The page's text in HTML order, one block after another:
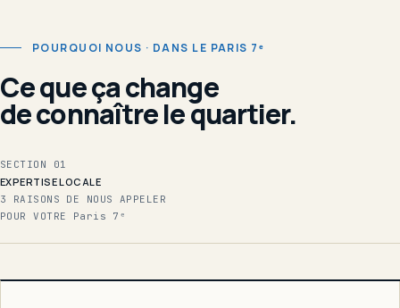
POURQUOI NOUS · DANS LE PARIS 7ᵉ
Ce que ça change
de connaître le quartier.
SECTION 01
EXPERTISE LOCALE
3 RAISONS DE NOUS APPELER
POUR VOTRE Paris 7ᵉ